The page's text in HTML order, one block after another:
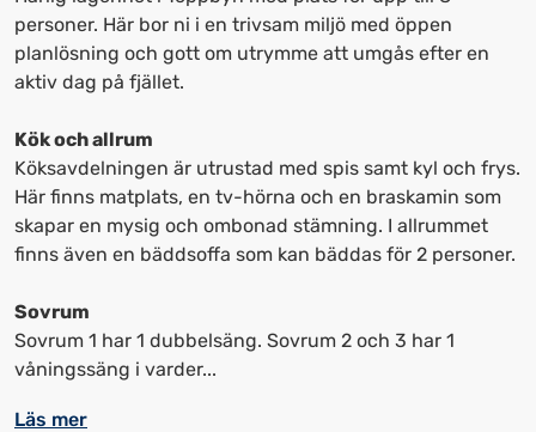
för
att
få
kortkommandon
för
att
ändra
datum
för
att
för
att
ändra
datum.
personer. Här bor ni i en trivsam miljö med öppen
planlösning och gott om utrymme att umgås efter en
aktiv dag på fjället.
Kök och allrum
Köksavdelningen är utrustad med spis samt kyl och frys.
Här finns matplats, en tv-hörna och en braskamin som
skapar en mysig och ombonad stämning. I allrummet
finns även en bäddsoffa som kan bäddas för 2 personer.
Sovrum
Sovrum 1 har 1 dubbelsäng. Sovrum 2 och 3 har 1
våningssäng i varder...
Läs mer